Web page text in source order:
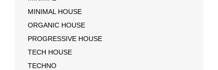
MINIMAL HOUSE
ORGANIC HOUSE
PROGRESSIVE HOUSE
TECH HOUSE
TECHNO